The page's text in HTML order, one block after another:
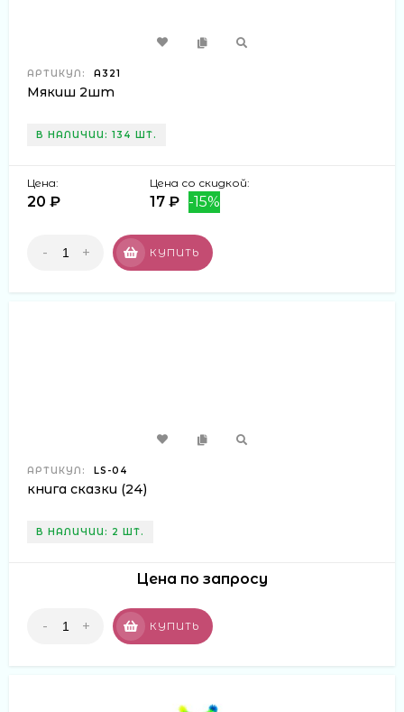
АРТИКУЛ: А321
Мякиш 2шт
В НАЛИЧИИ: 134 ШТ.
Цена:
20 ₽
Цена со скидкой:
17 ₽ -15%
- + КУПИТЬ
АРТИКУЛ: LS-04
книга сказки (24)
В НАЛИЧИИ: 2 ШТ.
Цена по запросу
- + КУПИТЬ